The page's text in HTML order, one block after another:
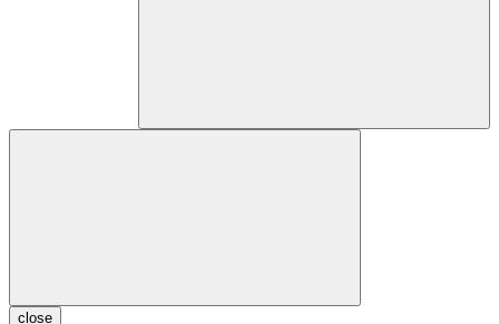
close